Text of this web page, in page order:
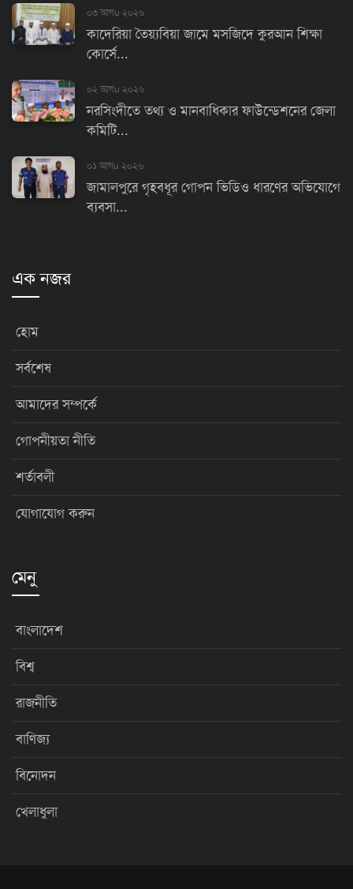
০৩ আগu ২০২৬
কাদেরিয়া তৈয়্যবিয়া জামে মসজিদে কুরআন শিক্ষা
কোর্সে...
০২ আগu ২০২৬
নরসিংদীতে তথ্য ও মানবাধিকার ফাউন্ডেশনের জেলা
কমিটি...
০১ আগu ২০২৬
জামালপুরে গৃহবধূর গোপন ভিডিও ধারণের অভিযোগে
ব্যবসা...
এক নজর
হোম
সর্বশেষ
আমাদের সম্পর্কে
গোপনীয়তা নীতি
শর্তাবলী
যোগাযোগ করুন
মেনু
বাংলাদেশ
বিশ্ব
রাজনীতি
বাণিজ্য
বিনোদন
খেলাধুলা